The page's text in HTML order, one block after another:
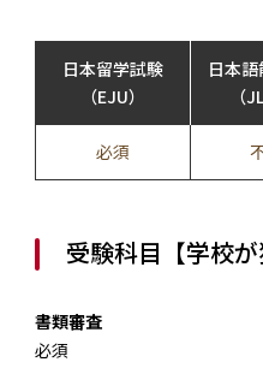
日本留学試験
（EJU）
日本
（
必須
受験科目【学校が
書類審査
必須